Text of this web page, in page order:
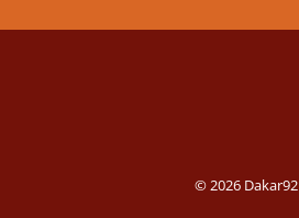
© 2026 Dakar92